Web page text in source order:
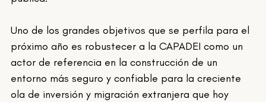
Uno de los grandes objetivos que se perfila para el
próximo año es robustecer a la CAPADEI como un
actor de referencia en la construcción de un
entorno más seguro y confiable para la creciente
ola de inversión y migración extranjera que hoy